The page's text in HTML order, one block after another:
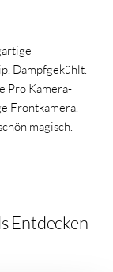
Dampfgekühlt.
Pro Kamera-
Frontkamera.
magisch.
Entdecken